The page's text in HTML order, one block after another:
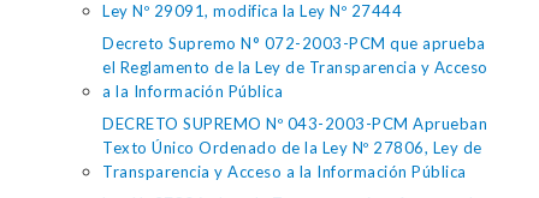
Ley Nº 29091, modifica la Ley Nº 27444
Decreto Supremo N° 072-2003-PCM que aprueba
el Reglamento de la Ley de Transparencia y Acceso
a la Información Pública
DECRETO SUPREMO Nº 043-2003-PCM Aprueban
Texto Único Ordenado de la Ley Nº 27806, Ley de
Transparencia y Acceso a la Información Pública